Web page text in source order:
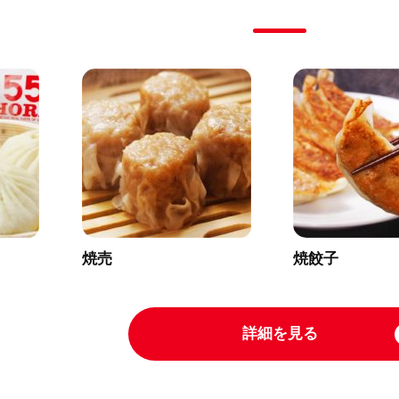
焼売 焼餃子
詳細を見る